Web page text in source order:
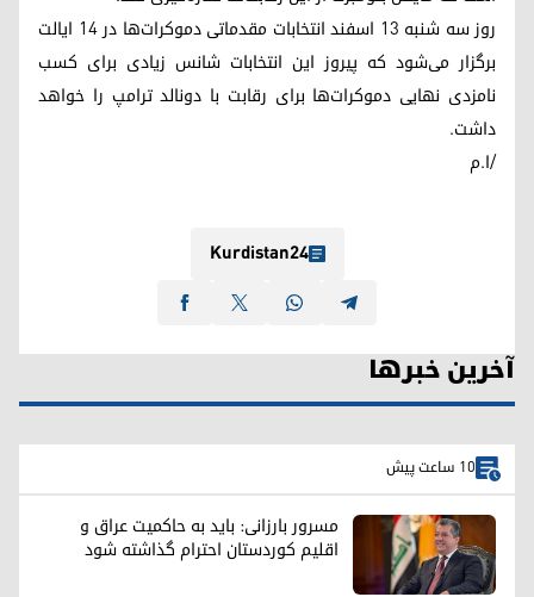
روز سه شنبه ۱۳ اسفند انتخابات مقدماتی دموکرات‌ها در ۱۴ ایالت
برگزار می‌شود که پیروز این انتخابات شانس زیادی برای کسب
نامزدی نهایی دموکرات‌ها برای رقابت با دونالد ترامپ را خواهد
داشت.
/ا.م
Kurdistan24
آخرین خبرها
10 ساعت پیش
مسرور بارزانی: باید به حاکمیت عراق و
اقلیم کوردستان احترام گذاشته شود